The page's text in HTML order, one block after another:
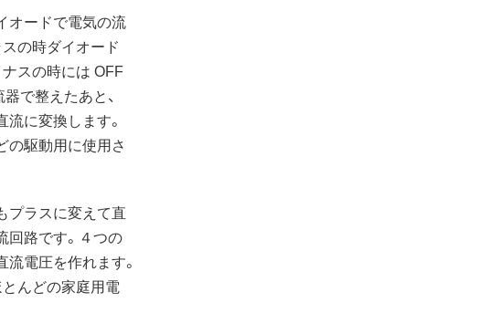
オードで電気の流
の時ダイオード
スの時には OFF
で整えたあと、
に変換します。
の駆動用に使用さ
プラスに変えて直
回路です。４つの
電圧を作れます。
とんどの家庭用電